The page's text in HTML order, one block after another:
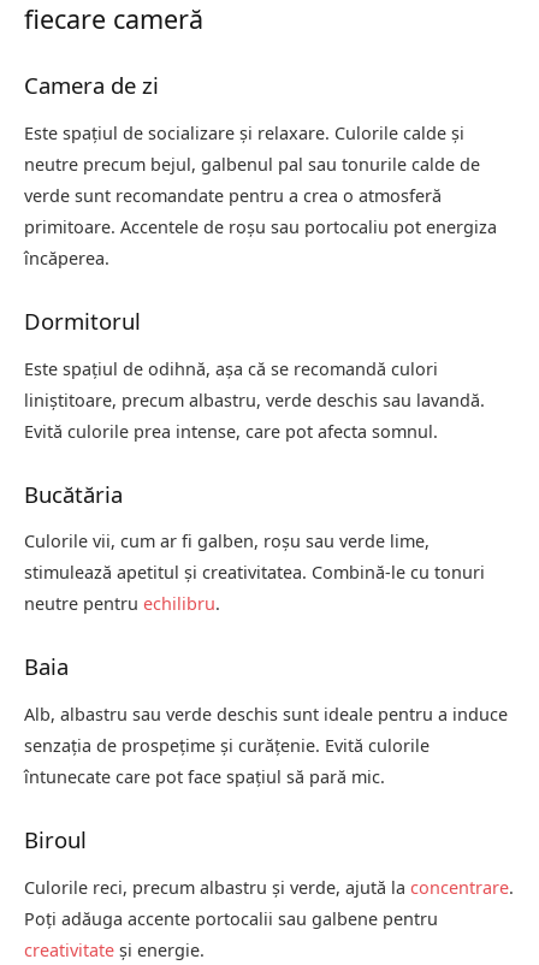
fiecare cameră
Camera de zi
Este spațiul de socializare și relaxare. Culorile calde și
neutre precum bejul, galbenul pal sau tonurile calde de
verde sunt recomandate pentru a crea o atmosferă
primitoare. Accentele de roșu sau portocaliu pot energiza
încăperea.
Dormitorul
Este spațiul de odihnă, așa că se recomandă culori
liniștitoare, precum albastru, verde deschis sau lavandă.
Evită culorile prea intense, care pot afecta somnul.
Bucătăria
Culorile vii, cum ar fi galben, roșu sau verde lime,
stimulează apetitul și creativitatea. Combină-le cu tonuri
neutre pentru echilibru.
Baia
Alb, albastru sau verde deschis sunt ideale pentru a induce
senzația de prospețime și curățenie. Evită culorile
întunecate care pot face spațiul să pară mic.
Biroul
Culorile reci, precum albastru și verde, ajută la concentrare.
Poți adăuga accente portocalii sau galbene pentru
creativitate și energie.